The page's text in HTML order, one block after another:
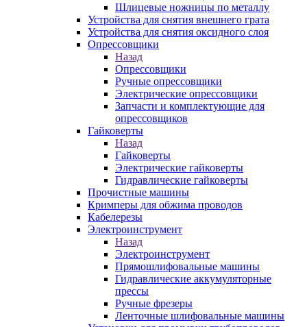
Шлицевые ножницы по металлу
Устройства для снятия внешнего грата
Устройства для снятия оксидного слоя
Опрессовщики
Назад
Опрессовщики
Ручные опрессовщики
Электрические опрессовщики
Запчасти и комплектующие для
опрессовщиков
Гайковерты
Назад
Гайковерты
Электрические гайковерты
Гидравлические гайковерты
Прочистные машины
Кримперы для обжима проводов
Кабелерезы
Электроинструмент
Назад
Электроинструмент
Прямошлифовальные машины
Гидравлические аккумуляторные
прессы
Ручные фрезеры
Ленточные шлифовальные машины